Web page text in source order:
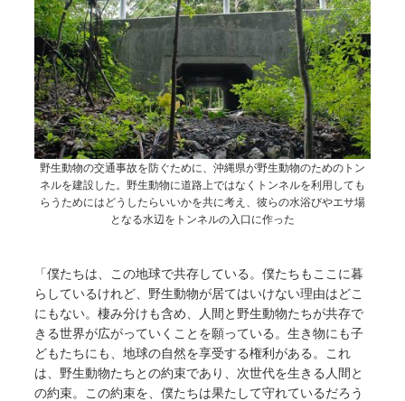
野生動物の交通事故を防ぐために、沖縄県が野生動物のためのトン
ネルを建設した。野生動物に道路上ではなくトンネルを利用しても
らうためにはどうしたらいいかを共に考え、彼らの水浴びやエサ場
となる水辺をトンネルの入口に作った
「僕たちは、この地球で共存している。僕たちもここに暮
らしているけれど、野生動物が居てはいけない理由はどこ
にもない。棲み分けも含め、人間と野生動物たちが共存で
きる世界が広がっていくことを願っている。生き物にも子
どもたちにも、地球の自然を享受する権利がある。これ
は、野生動物たちとの約束であり、次世代を生きる人間と
の約束。この約束を、僕たちは果たして守れているだろう